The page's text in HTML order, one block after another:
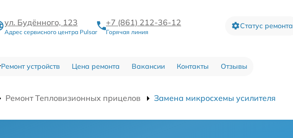
ул. Будённого, 123
Адрес сервисного центра Pulsar
+7 (861) 212-36-12
Горячая линия
Статус ремонта
Ремонт устройств Цена ремонта Вакансии Контакты Отзывы
Ремонт Тепловизионных прицелов Замена микросхемы усилителя